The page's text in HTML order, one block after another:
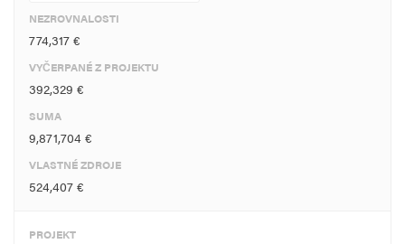
NEZROVNALOSTI
774,317 €
VYČERPANÉ Z PROJEKTU
392,329 €
SUMA
9,871,704 €
VLASTNÉ ZDROJE
524,407 €
PROJEKT